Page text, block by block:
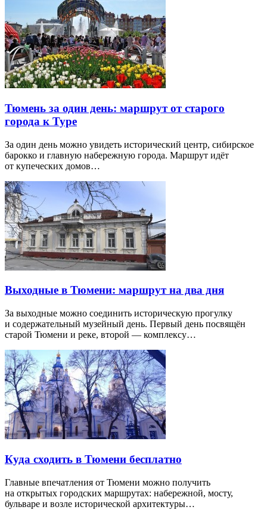
Тюмень за один день: маршрут от старого
города к Туре
За один день можно увидеть исторический центр, сибирское
барокко и главную набережную города. Маршрут идёт
от купеческих домов…
Выходные в Тюмени: маршрут на два дня
За выходные можно соединить историческую прогулку
и содержательный музейный день. Первый день посвящён
старой Тюмени и реке, второй — комплексу…
Куда сходить в Тюмени бесплатно
Главные впечатления от Тюмени можно получить
на открытых городских маршрутах: набережной, мосту,
бульваре и возле исторической архитектуры…